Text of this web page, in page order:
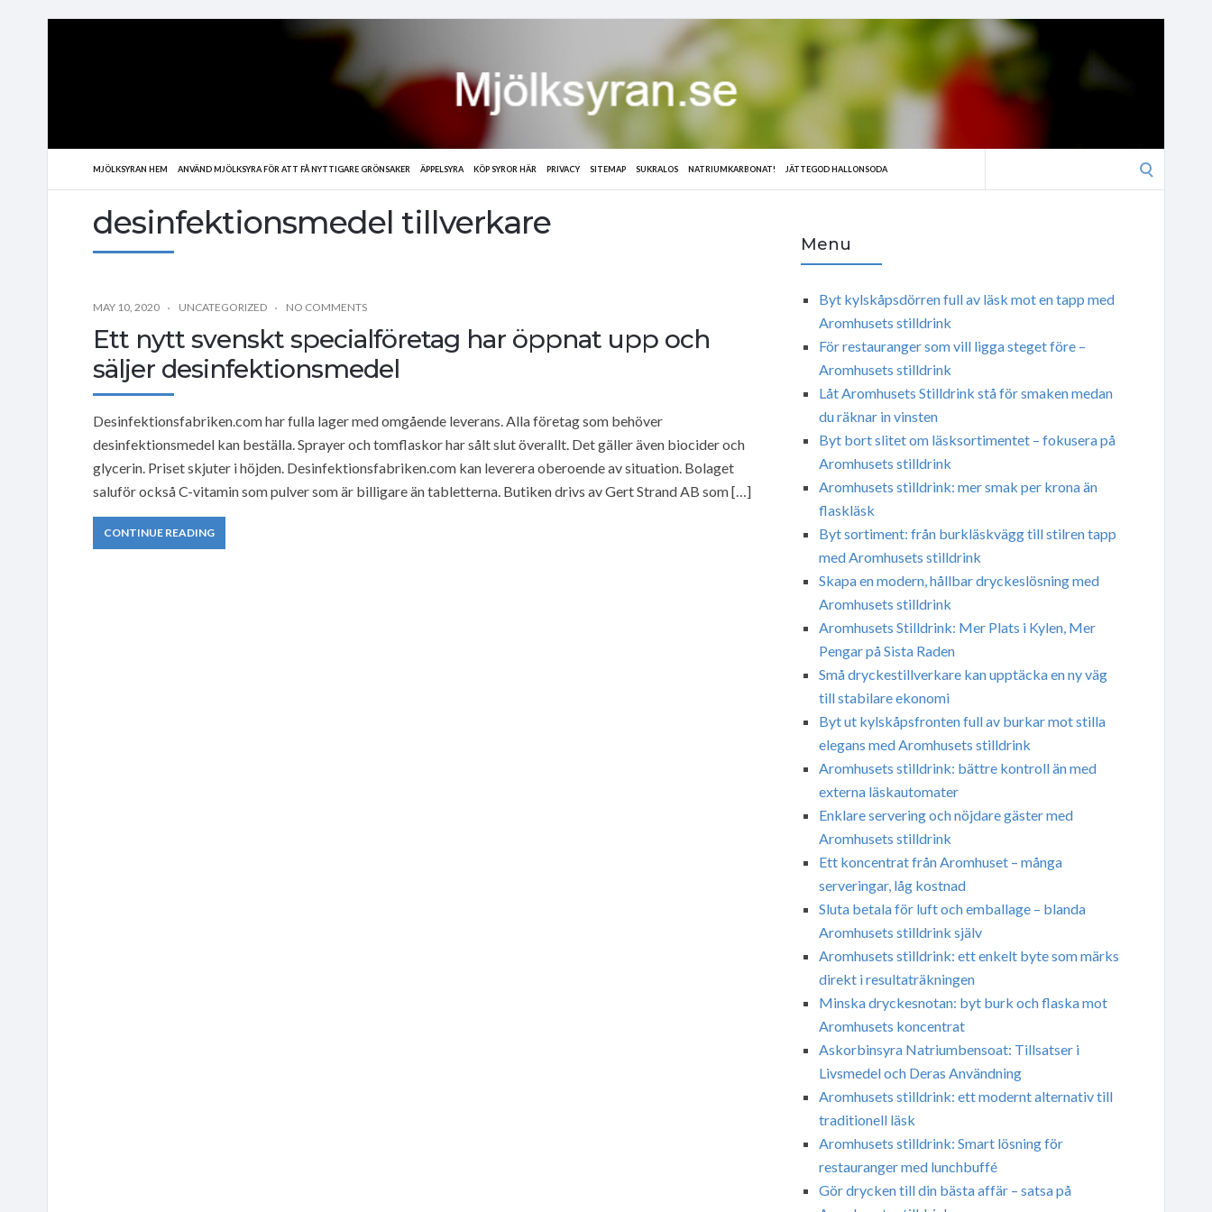
MJÖLKSYRAN HEM ANVÄND MJÖLKSYRA FÖR ATT FÅ NYTTIGARE GRÖNSAKER ÄPPELSYRA KÖP SYROR HÄR PRIVACY SITEMAP SUKRALOS NATRIUMKARBONAT! JÄTTEGOD HALLONSODA
desinfektionsmedel tillverkare
MAY 10, 2020 UNCATEGORIZED NO COMMENTS
Ett nytt svenskt specialföretag har öppnat upp och
säljer desinfektionsmedel
Desinfektionsfabriken.com har fulla lager med omgående leverans. Alla företag som behöver
desinfektionsmedel kan beställa. Sprayer och tomflaskor har sålt slut överallt. Det gäller även biocider och
glycerin. Priset skjuter i höjden. Desinfektionsfabriken.com kan leverera oberoende av situation. Bolaget
saluför också C-vitamin som pulver som är billigare än tabletterna. Butiken drivs av Gert Strand AB som […]
CONTINUE READING
Menu
Byt kylskåpsdörren full av läsk mot en tapp med
Aromhusets stilldrink
För restauranger som vill ligga steget före –
Aromhusets stilldrink
Låt Aromhusets Stilldrink stå för smaken medan
du räknar in vinsten
Byt bort slitet om läsksortimentet – fokusera på
Aromhusets stilldrink
Aromhusets stilldrink: mer smak per krona än
flaskläsk
Byt sortiment: från burkläskvägg till stilren tapp
med Aromhusets stilldrink
Skapa en modern, hållbar dryckeslösning med
Aromhusets stilldrink
Aromhusets Stilldrink: Mer Plats i Kylen, Mer
Pengar på Sista Raden
Små dryckestillverkare kan upptäcka en ny väg
till stabilare ekonomi
Byt ut kylskåpsfronten full av burkar mot stilla
elegans med Aromhusets stilldrink
Aromhusets stilldrink: bättre kontroll än med
externa läskautomater
Enklare servering och nöjdare gäster med
Aromhusets stilldrink
Ett koncentrat från Aromhuset – många
serveringar, låg kostnad
Sluta betala för luft och emballage – blanda
Aromhusets stilldrink själv
Aromhusets stilldrink: ett enkelt byte som märks
direkt i resultaträkningen
Minska dryckesnotan: byt burk och flaska mot
Aromhusets koncentrat
Askorbinsyra Natriumbensoat: Tillsatser i
Livsmedel och Deras Användning
Aromhusets stilldrink: ett modernt alternativ till
traditionell läsk
Aromhusets stilldrink: Smart lösning för
restauranger med lunchbuffé
Gör drycken till din bästa affär – satsa på